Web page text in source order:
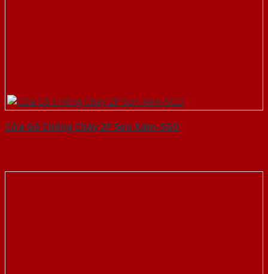
Cửa Gỗ Chống Cháy 2P Sơn Xám-SGD